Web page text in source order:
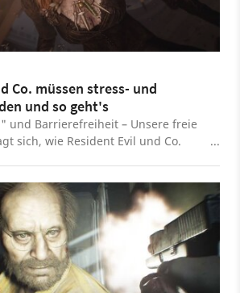
Co. müssen stress- und
und so geht's
und Barrierefreiheit – Unsere freie
sich, wie Resident Evil und Co.